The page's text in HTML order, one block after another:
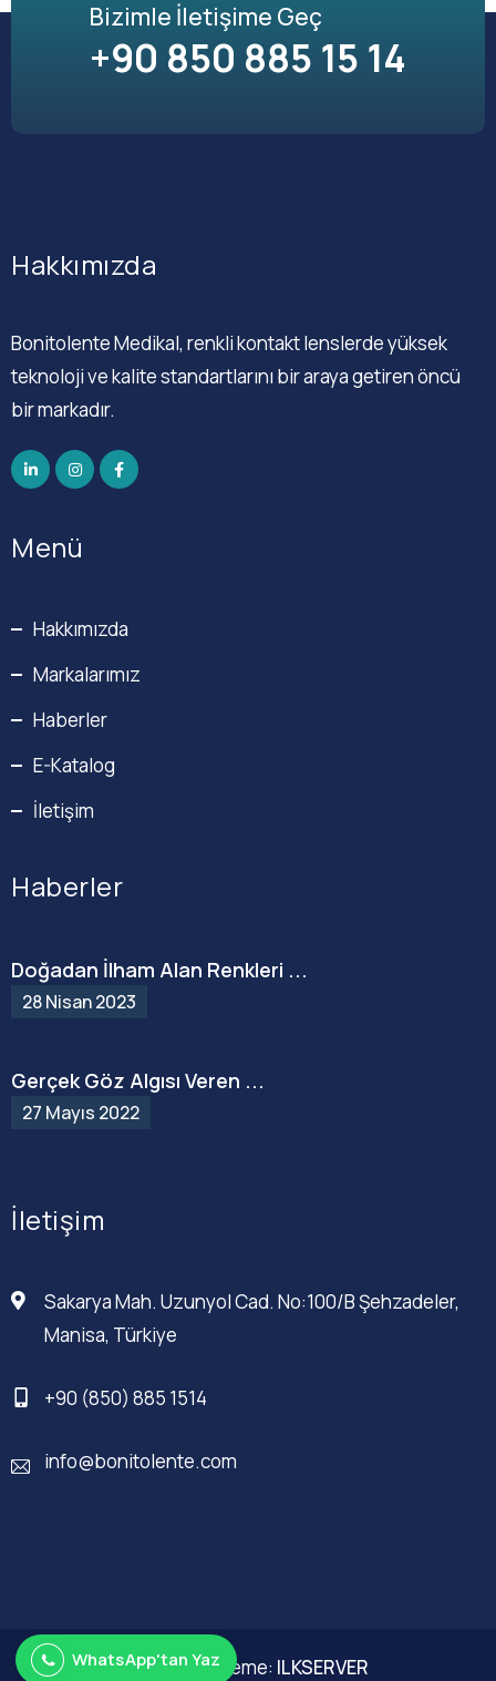
Bizimle İletişime Geç
+90 850 885 15 14
Hakkımızda
Bonitolente Medikal, renkli kontakt lenslerde yüksek
teknoloji ve kalite standartlarını bir araya getiren öncü
bir markadır.
Menü
Hakkımızda
Markalarımız
Haberler
E-Katalog
İletişim
Haberler
Doğadan İlham Alan Renkleri ...
28 Nisan 2023
Gerçek Göz Algısı Veren ...
27 Mayıs 2022
İletişim
Sakarya Mah. Uzunyol Cad. No:100/B Şehzadeler,
Manisa, Türkiye
+90 (850) 885 1514
info@bonitolente.com
Web Düzenleme: ILKSERVER
WhatsApp'tan Yaz